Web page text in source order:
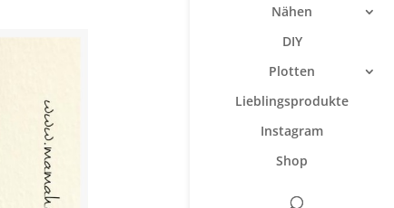
Nähen
DIY
Plotten
Lieblingsprodukte
Instagram
Shop